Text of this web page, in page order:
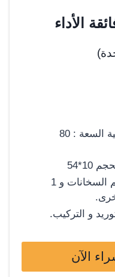
الأداء
عدد 2 سخانات مركزية أمريكية السعة : 80
الضمان : 5 سنوات على جسم السخانات و 1
و التركيب.
الآن